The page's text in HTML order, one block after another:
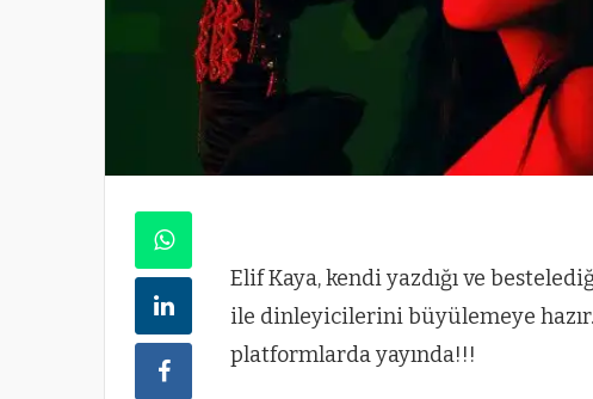
Elif Kaya, kendi yazdığı ve
ile dinleyicilerini büyülemeye
platformlarda yayında!!!